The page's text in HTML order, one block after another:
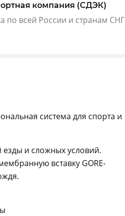
компания (СДЭК)
по всей России и странам СНГ
система для спорта и
езды и сложных условий.
вставку GORE-